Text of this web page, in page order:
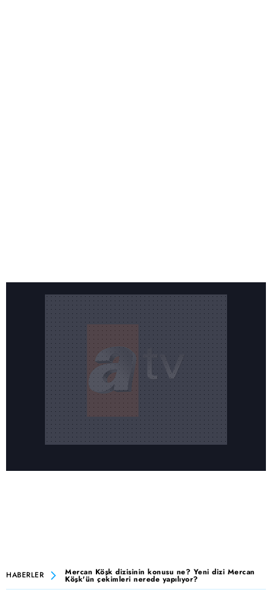
HABERLER Mercan Köşk dizisinin konusu ne? Yeni dizi Mercan
Köşk'ün çekimleri nerede yapılıyor?